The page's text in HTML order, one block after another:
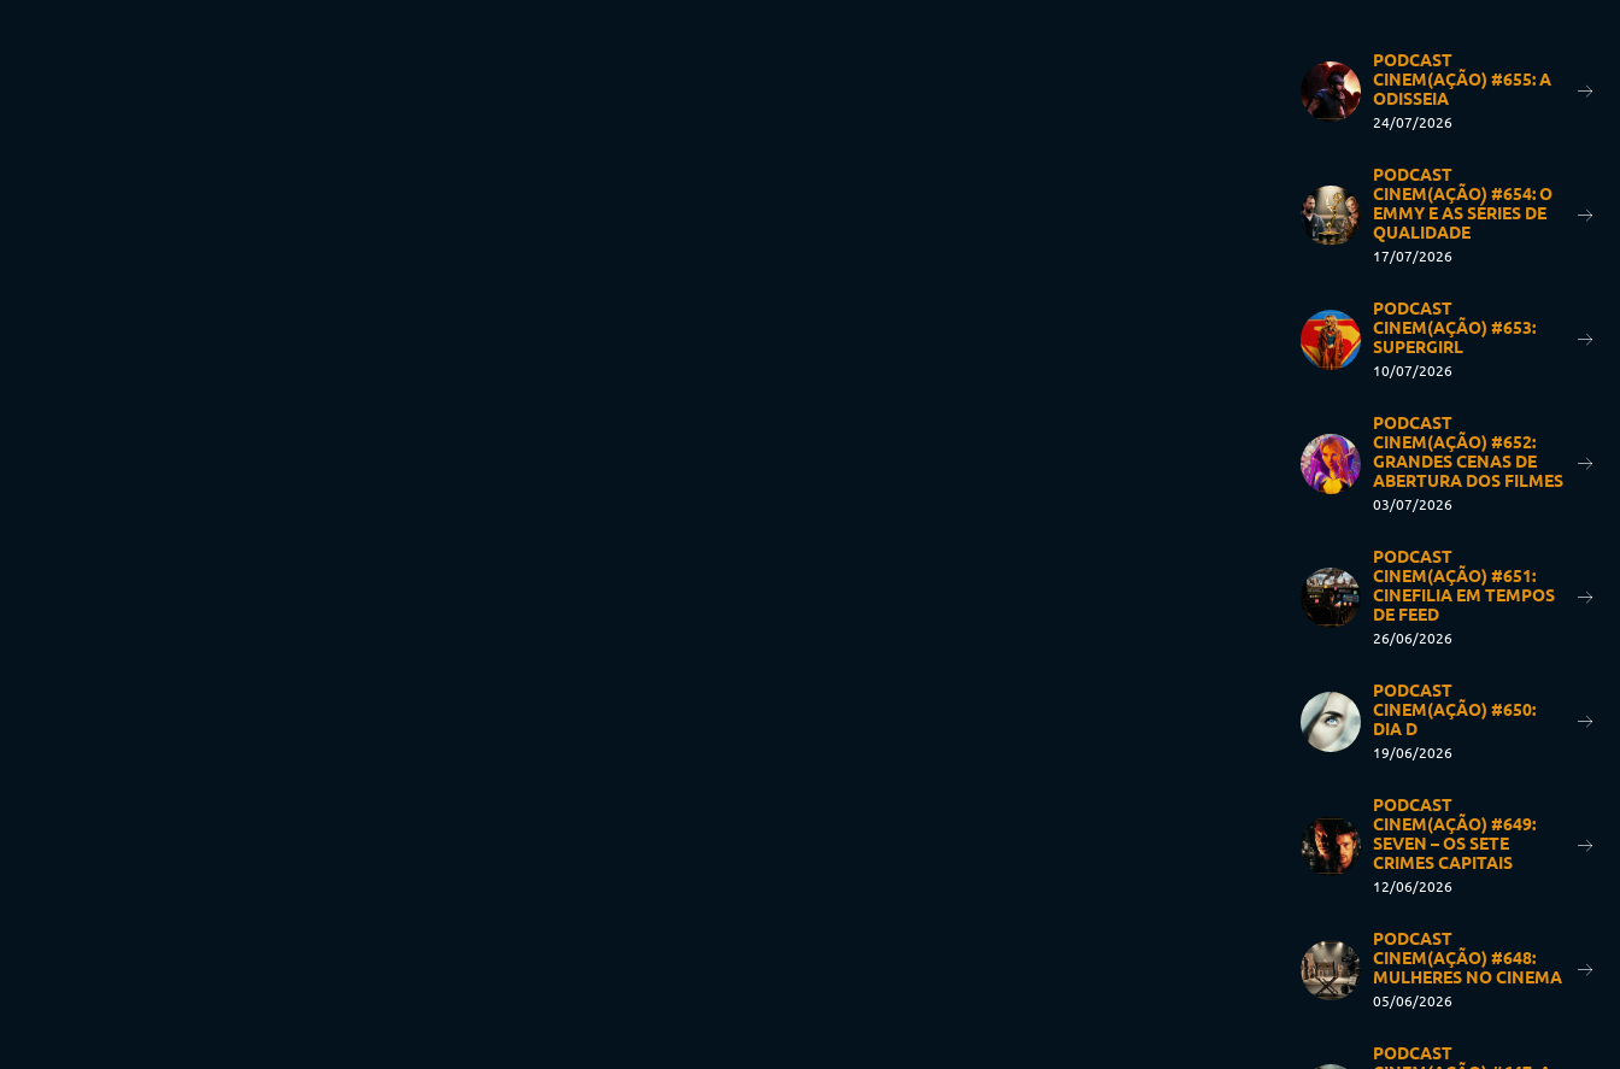
PODCAST
CINEM(AÇÃO) #655: A
ODISSEIA
24/07/2026
PODCAST
CINEM(AÇÃO) #654: O
EMMY E AS SÉRIES DE
QUALIDADE
17/07/2026
PODCAST
CINEM(AÇÃO) #653:
SUPERGIRL
10/07/2026
PODCAST
CINEM(AÇÃO) #652:
GRANDES CENAS DE
ABERTURA DOS FILMES
03/07/2026
PODCAST
CINEM(AÇÃO) #651:
CINEFILIA EM TEMPOS
DE FEED
26/06/2026
PODCAST
CINEM(AÇÃO) #650:
DIA D
19/06/2026
PODCAST
CINEM(AÇÃO) #649:
SEVEN – OS SETE
CRIMES CAPITAIS
12/06/2026
PODCAST
CINEM(AÇÃO) #648:
MULHERES NO CINEMA
05/06/2026
PODCAST